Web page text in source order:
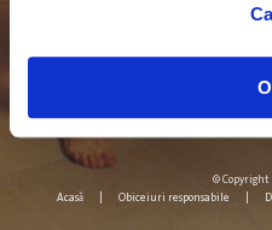
© Copyright
Acasă
Obiceiuri responsabile